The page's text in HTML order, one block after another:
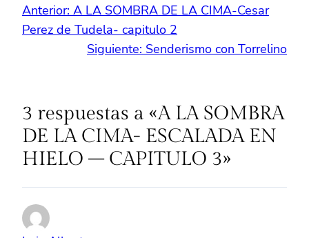
Anterior: A LA SOMBRA DE LA CIMA-Cesar
Perez de Tudela- capitulo 2
Siguiente: Senderismo con Torrelino
3 respuestas a «A LA SOMBRA
DE LA CIMA- ESCALADA EN
HIELO – CAPITULO 3»